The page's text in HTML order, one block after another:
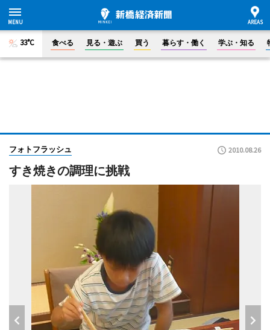
33°C 食べる 見る・遊ぶ 買う 暮らす・働く 学ぶ・知る
フォトフラッシュ 2010.08.26
すき焼きの調理に挑戦